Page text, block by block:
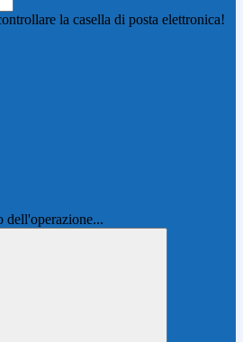
la casella di posta elettronica!
dell'operazione...